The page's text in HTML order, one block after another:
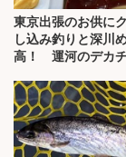
東京出張のお供に
し込み釣りと深川
高！ 運河のデカチ